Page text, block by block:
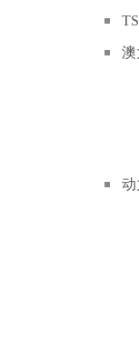
澳
动